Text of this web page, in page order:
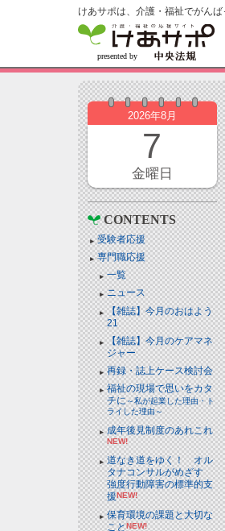
けあサポは、介護・福祉でがん
2026年8月
7
金曜日
CONTENTS
受験者応援
専門職応援
一覧
ニュース
【雑誌】今月のおはよう
21
【雑誌】今月のケアマネ
ジャー
再録・誌上ケース検討会
福祉の現場で思いをカタ
チに～私が起業した理由・ト
ライした理由～
成年後見制度のあれこれ
NEW!
道なき道をゆく！ オル
タナコンサルがめざす
強度行動障害の標準的支
援NEW!
保育環境の課題と大切な
ことNEW!